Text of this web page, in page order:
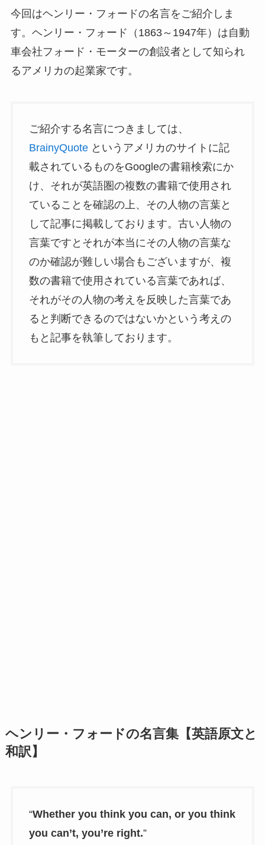
今回はヘンリー・フォードの名言をご紹介しま
す。ヘンリー・フォード（1863～1947年）は自動
車会社フォード・モーターの創設者として知られ
るアメリカの起業家です。
ご紹介する名言につきましては、
BrainyQuoteというアメリカのサイトに記
載されているものをGoogleの書籍検索にか
け、それが英語圏の複数の書籍で使用され
ていることを確認の上、その人物の言葉と
して記事に掲載しております。古い人物の
言葉ですとそれが本当にその人物の言葉な
のか確認が難しい場合もございますが、複
数の書籍で使用されている言葉であれば、
それがその人物の考えを反映した言葉であ
ると判断できるのではないかという考えの
もと記事を執筆しております。
ヘンリー・フォードの名言集【英語原文と
和訳】
“Whether you think you can, or you think
you can’t, you’re right.”